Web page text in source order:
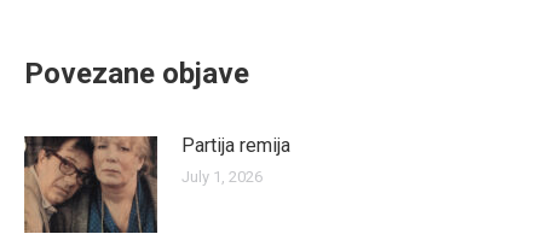
Povezane objave
Partija remija
July 1, 2026